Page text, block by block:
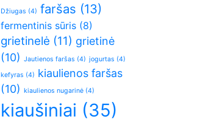
Džiugas (4) faršas (13)
fermentinis sūris (8)
grietinelė (11) grietinė
(10) Jautienos faršas (4) jogurtas (4)
kefyras (4) kiaulienos faršas
(10) kiaulienos nugarinė (4)
kiaušiniai (35)